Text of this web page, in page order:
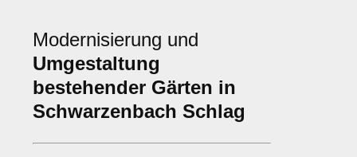
Modernisierung und
Umgestaltung
bestehender Gärten in
Schwarzenbach Schlag